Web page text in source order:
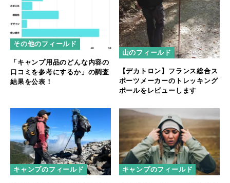
その他のフィールド
「キャンプ用品のどんな内容の
口コミを参考にするか」の調査
結果を公表！
山のフィールド
【デカトロン】フランス総合ス
ポーツメーカーのトレッキング
ポールをレビューします
キャンプのフィールド キャンプのフィールド